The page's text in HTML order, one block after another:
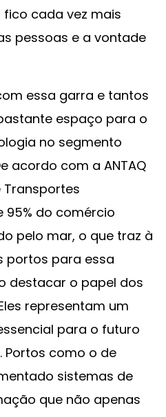
fico cada vez mais
pessoas e a vontade
essa garra e tantos
espaço para o
no segmento
acordo com a ANTAQ
Transportes
95% do comércio
pelo mar, o que traz à
portos para essa
destacar o papel dos
representam um
para o futuro
Portos como o de
sistemas de
que não apenas